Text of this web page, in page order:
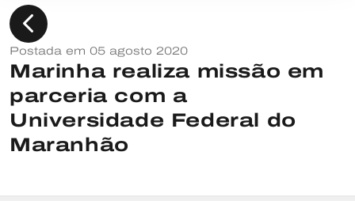
chevron_left
Postada em 05 agosto 2020
Marinha realiza missão em
parceria com a
Universidade Federal do
Maranhão